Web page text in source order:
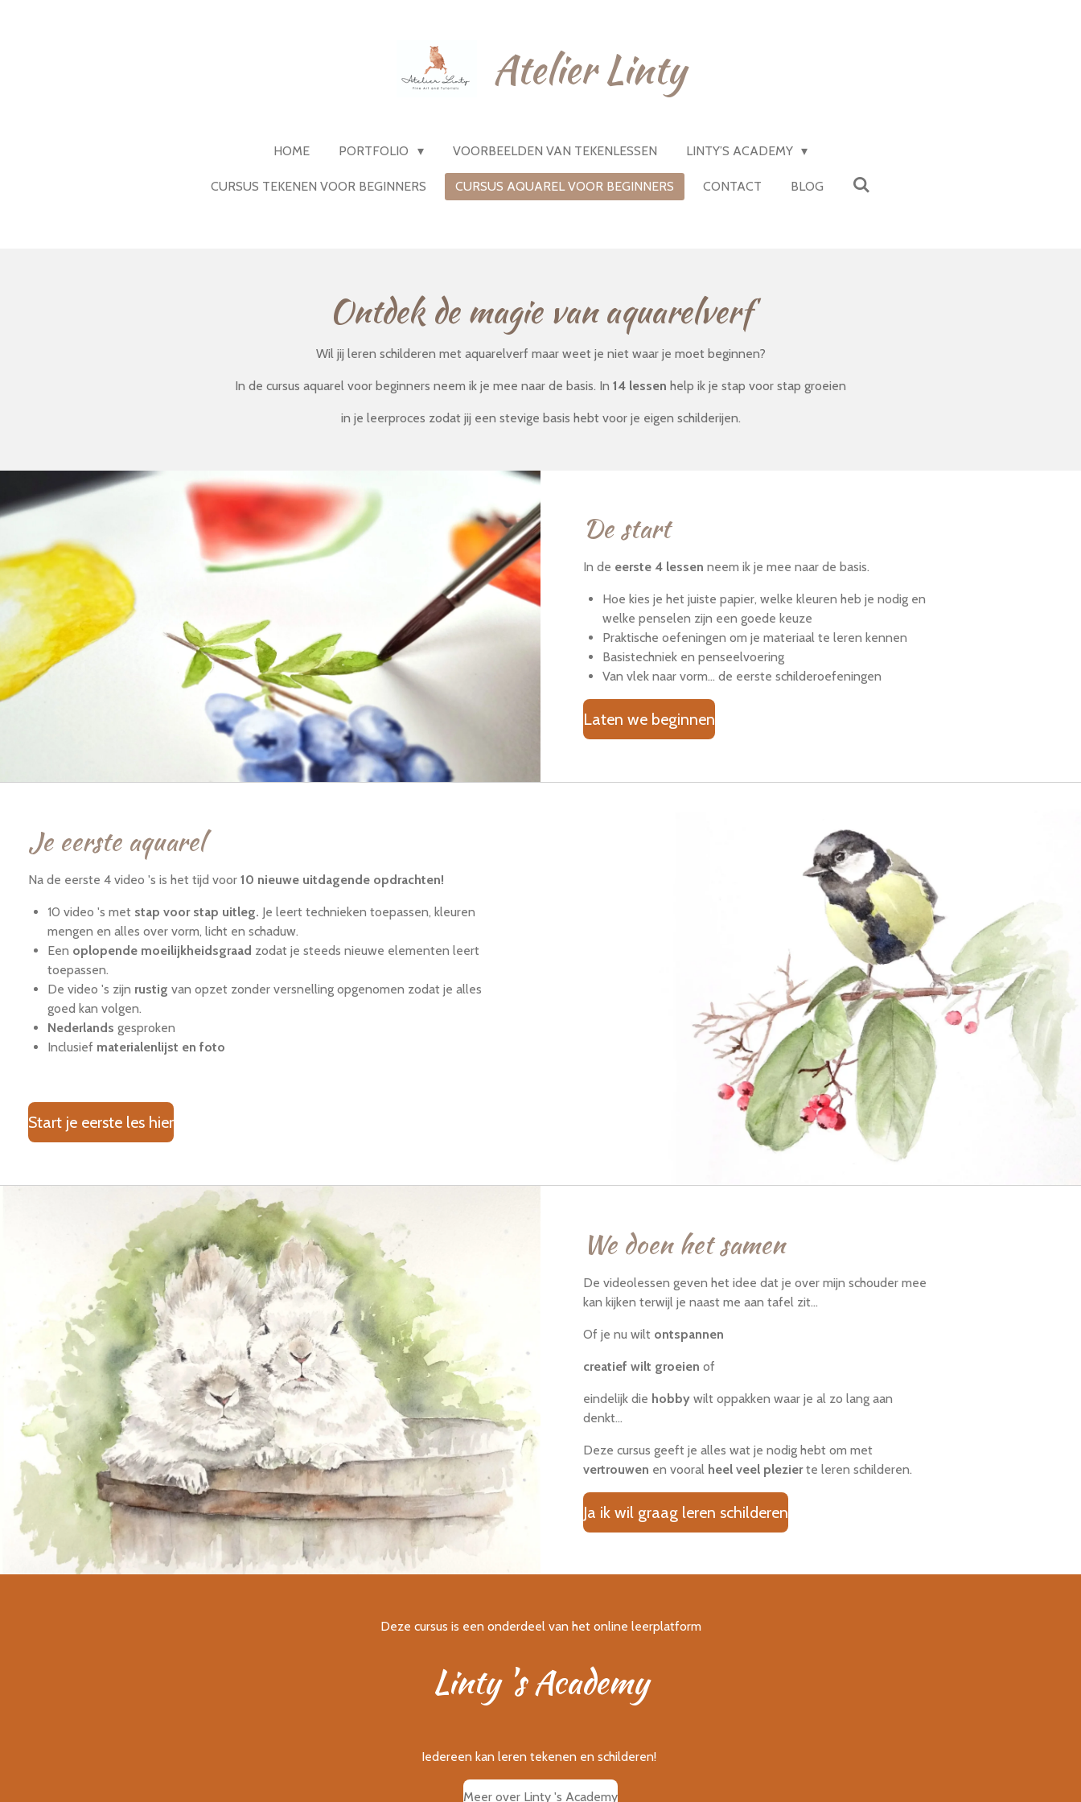
Atelier Linty
HOME PORTFOLIO VOORBEELDEN VAN TEKENLESSEN LINTY’S ACADEMY
CURSUS TEKENEN VOOR BEGINNERS CURSUS AQUAREL VOOR BEGINNERS CONTACT BLOG
Ontdek de magie van aquarelverf
Wil jij leren schilderen met aquarelverf maar weet je niet waar je moet beginnen?
In de cursus aquarel voor beginners neem ik je mee naar de basis. In 14 lessen help ik je stap voor stap groeien
in je leerproces zodat jij een stevige basis hebt voor je eigen schilderijen.
De start
In de eerste 4 lessen neem ik je mee naar de basis.
Hoe kies je het juiste papier, welke kleuren heb je nodig en
welke penselen zijn een goede keuze
Praktische oefeningen om je materiaal te leren kennen
Basistechniek en penseelvoering
Van vlek naar vorm... de eerste schilderoefeningen
Laten we beginnen
Je eerste aquarel
Na de eerste 4 video 's is het tijd voor10 nieuwe uitdagende opdrachten!
10 video 's met stap voor stap uitleg. Je leert technieken toepassen, kleuren
mengen en alles over vorm, licht en schaduw.
Een oplopende moeilijkheidsgraad zodat je steeds nieuwe elementen leert
toepassen.
De video 's zijn rustig van opzet zonder versnelling opgenomen zodat je alles
goed kan volgen.
Nederlands gesproken
Inclusief materialenlijst en foto
Start je eerste les hier
We doen het samen
De videolessen geven het idee dat je over mijn schouder mee
kan kijken terwijl je naast me aan tafel zit...
Of je nu wilt ontspannen
creatief wilt groeien of
eindelijk die hobbywilt oppakken waar je al zo lang aan
denkt...
Deze cursus geeft je alles wat je nodig hebt om met
vertrouwen en vooral heel veel plezierte leren schilderen.
Ja ik wil graag leren schilderen
Deze cursus is een onderdeel van het online leerplatform
Linty 's Academy
Iedereen kan leren tekenen en schilderen!
Meer over Linty 's Academy